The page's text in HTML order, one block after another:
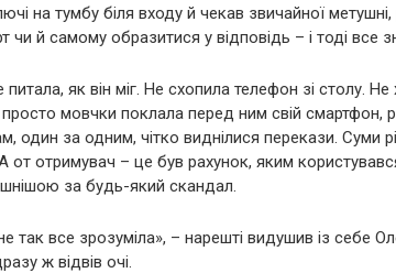
на тумбу біля входу й чекав звичайної
чи й самому образитися у відповідь – і тоді все
як він міг. Не схопила телефон зі столу. Не
мовчки поклала перед ним свій смартфон,
один за одним, чітко виднілися перекази. Суми
от отримувач – це був рахунок, яким
за будь-який скандал.
так все зрозуміла», – нарешті видушив із себе
ж відвів очі.